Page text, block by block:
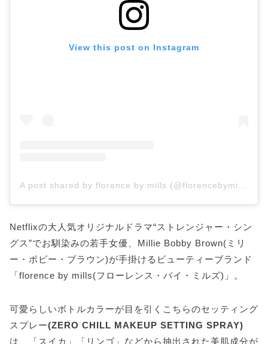
View this post on Instagram
A post shared by florence by mills (@florencebymills)
Netflixの大人気オリジナルドラマ“ストレンジャー・シン
グス”でお馴染みの若手女優、Millie Bobby Brown(ミリ
ー・ボビー・ブラウン)が手掛けるビューティーブランド
「florence by mills(フローレンス・バイ・ミルズ)」。
可愛らしいボトルカラーが目を引くこちらのセッティング
スプレー(ZERO CHILL MAKEUP SETTING SPRAY)
は、「スイカ」「リンゴ」などから抽出された美肌成分が